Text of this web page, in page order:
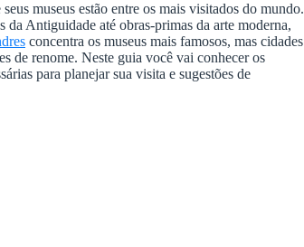
museus estão entre os mais visitados do mundo.
da Antiguidade até obras-primas da arte moderna,
concentra os museus mais famosos, mas cidades
de renome. Neste guia você vai conhecer os
para planejar sua visita e sugestões de